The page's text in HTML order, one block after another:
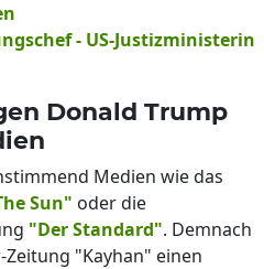
- US-Justizministerin
Donald Trump
Medien wie das
Sun" oder die
"Der Standard". Demnach
"Kayhan" einen